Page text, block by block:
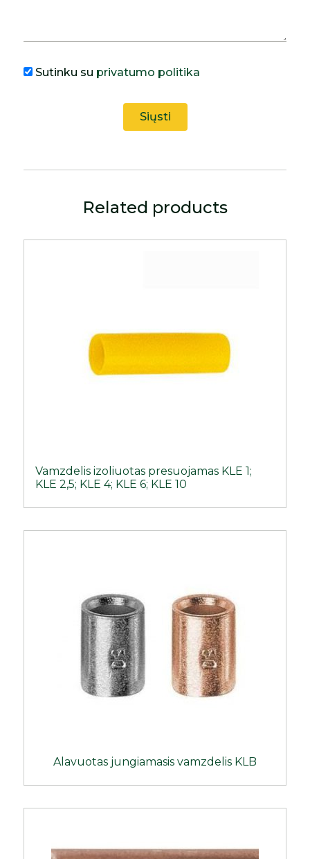
Sutinku su privatumo politika
Related products
Vamzdelis izoliuotas presuojamas KLE 1;
KLE 2,5; KLE 4; KLE 6; KLE 10
Alavuotas jungiamasis vamzdelis KLB